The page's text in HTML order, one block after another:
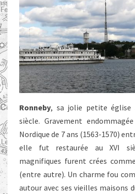
Ronneby, sa jolie petite église
siècle. Gravement
Nordique de 7 ans (1563-1570)
elle fut restaurée au XVI
magnifiques furent crées
(entre autre). Un charme fou
autour avec ses vieilles maisons